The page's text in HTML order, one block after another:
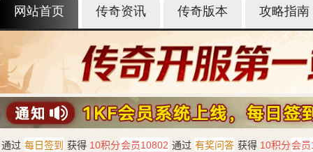
网站首页 传奇资讯 传奇版本 攻略指南